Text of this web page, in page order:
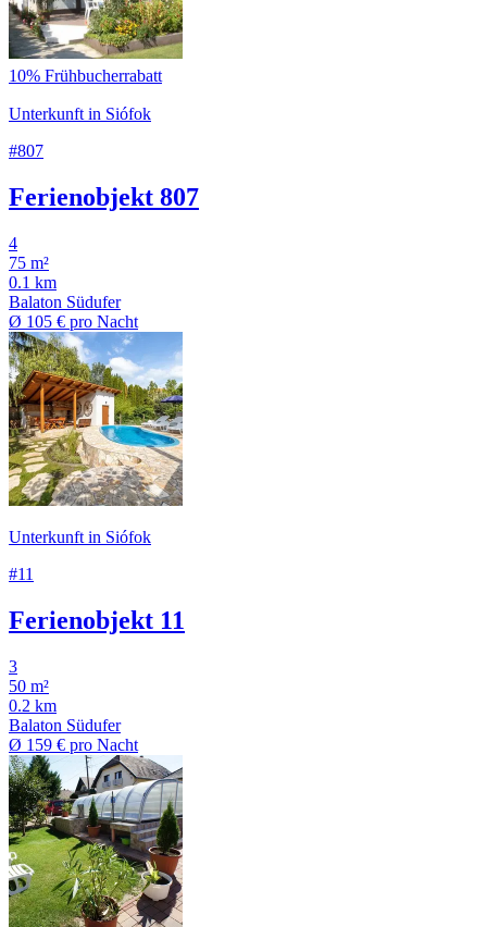
10% Frühbucherrabatt
Unterkunft in Siófok
#807
Ferienobjekt 807
4
75 m²
0.1 km
Balaton Südufer
Ø 105 € pro Nacht
Unterkunft in Siófok
#11
Ferienobjekt 11
3
50 m²
0.2 km
Balaton Südufer
Ø 159 € pro Nacht